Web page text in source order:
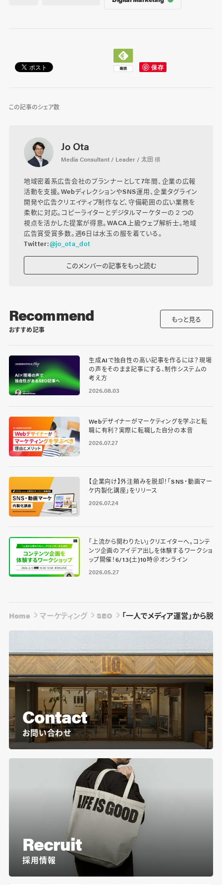
この記事のシェア数
Jo Ota
Media Consultant / Leader / 太田 穣
地域密着系広告会社のプランナーとして7年間、企業の広報
活動を支援。WebディレクションやSNS運用、企業タグライン
開発や広告クリエイティブ制作など、守備範囲の広い業務を
柔軟に対応。コピーライターとデジタルマーケターの２つの
視点を活かした提案が得意。WACA上級ウェブ解析士。地域
広告賞受賞多数。週6日は水玉の服を着ている。
Twitter:@jo_ota_dot
このメンバーの記事をもっと読む
Recommend
おすすめ記事
もっと見る
生成AIで独自性の高い記事を作るには？現場
の声をそのまま記事にする、制作システムの
考え方
2026.08.03
Webデザイナーがマーケティングを学ぶと転
職に有利？実際に転職した自分の本音
2026.07.27
【企業向け】外注頼みを脱却！「SNS・動画マー
ケ内製化講座」をリリース
2026.07.24
「上流から関わりたい」クリエイターへ。コンテ
ンツ企画のアイデア出しを体験するワークショ
ップ開催！6/13(土)10時＠オンライン
2026.05.27
Home マーケティング SEO 「一人でメディア運営」から
Contact
お問い合わせ
Recruit
採用情報